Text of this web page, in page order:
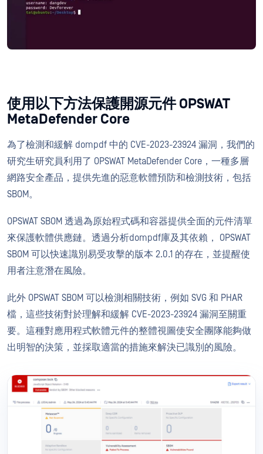
使用以下方法保護開源元件 OPSWAT
MetaDefender Core
為了檢測和緩解 dompdf 中的 CVE-2023-23924 漏洞，我們的
研究生研究員利用了 OPSWAT MetaDefender Core，一種多層
網路安全產品，提供先進的惡意軟體預防和檢測技術，包括
SBOM。
OPSWAT SBOM 透過為原始程式碼和容器提供全面的元件清單
來保護軟體供應鏈。透過分析dompdf庫及其依賴， OPSWAT
SBOM 可以快速識別易受攻擊的版本 2.0.1 的存在，並提醒使
用者注意潛在風險。
此外 OPSWAT SBOM 可以檢測相關技術，例如 SVG 和 PHAR
檔，這些技術對於理解和緩解 CVE-2023-23924 漏洞至關重
要。這種對應用程式軟體元件的整體視圖使安全團隊能夠做
出明智的決策，並採取適當的措施來解決已識別的風險。